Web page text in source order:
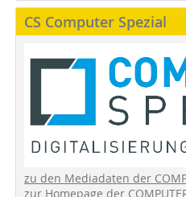
CS Computer Spezial
zu den Mediadaten der
zur Homepage der COMPUTER